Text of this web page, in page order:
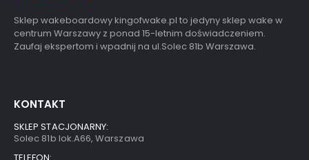
Sklep wakeboardowy kingofwake.pl to jedyny sklep wake w
centrum Warszawy z ponad 15-letnim doświadczeniem.
Zaufaj ekspertom i wpadnij na ul.Solec 81b Warszawa.
KONTAKT
SKLEP STACJONARNY:
Solec 81b lok.A66, Warszawa